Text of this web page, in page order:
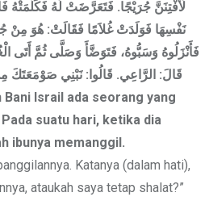
لَأَفْتِنَنَّ جُرَيْجًا. فَتَعَرَّضَتْ لَهُ فَكَلَّمَتْهُ
نَفْسِهَا فَوَلَدَتْ غُلاَمًا فَقَالَتْ: هُوَ مِنْ
فَأَنْزَلُوهُ وَسَبُّوهُ، فَتَوَضَّأَ وَصَلَّى ثُمَّ أَتَى
قَالَ: الرَّاعِي. قَالُوا: نَبْنِي صَوْمَعَتَكَ
Bani Israil ada seorang yang
suatu hari, ketika dia
ibunya memanggil.
Katanya (dalam hati),
ataukah saya tetap shalat?”